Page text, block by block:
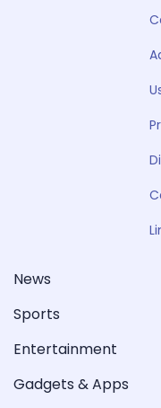
News
Sports
Entertainment
Gadgets & Apps